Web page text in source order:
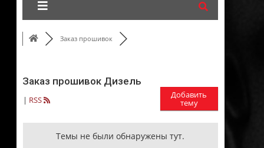
Заказ прошивок
Заказ прошивок Дизель
| RSS Добавить
тему
Темы не были обнаружены тут.